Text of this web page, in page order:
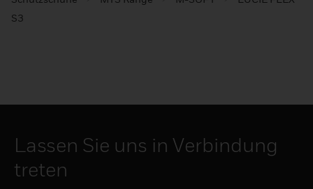
S3
Lassen Sie uns in Verbindung
treten